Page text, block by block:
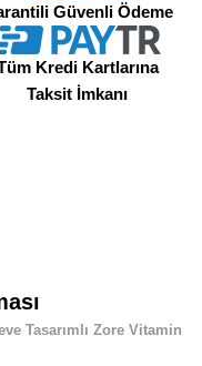
Güvenli Ödeme
Kredi Kartlarına
Taksit İmkanı
Tasarımlı Zore Vitamin